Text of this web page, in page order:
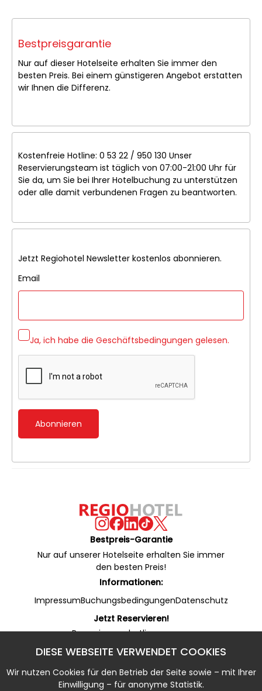
Bestpreisgarantie
Nur auf dieser Hotelseite erhalten Sie immer den
besten Preis. Bei einem günstigeren Angebot erstatten
wir Ihnen die Differenz.
Kostenfreie Hotline: 0 53 22 / 950 130 Unser
Reservierungsteam ist täglich von 07:00-21:00 Uhr für
Sie da, um Sie bei Ihrer Hotelbuchung zu unterstützen
oder alle damit verbundenen Fragen zu beantworten.
Jetzt Regiohotel Newsletter kostenlos abonnieren.
Email
Ja, ich habe die Geschäftsbedingungen gelesen.
Abonnieren
DIESE WEBSEITE VERWENDET COOKIES
Wir nutzen Cookies für den Betrieb der Seite sowie – mit Ihrer
Einwilligung – für anonyme Statistik.
Bestpreis-Garantie
Nur auf unserer Hotelseite erhalten Sie immer
den besten Preis!
Informationen:
ImpressumBuchungsbedingungenDatenschutz
Jetzt Reservieren!
Reservierungshotline:
Online Rezeption (WhatsApp):
+49 53 22 / 950 135 (7 - 20 Uhr)
Notfallnummer: